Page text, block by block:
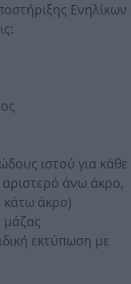
Ενηλίκων
ιστού για
άνω άκρο,
κάτω άκρο)
μάζας
εκτύπωση με